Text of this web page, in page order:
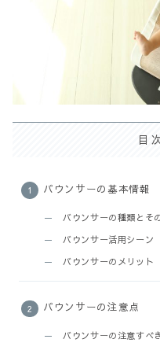
目
バウンサーの基本情報
バウンサーの種類とそ
バウンサー活用シーン
バウンサーのメリット
バウンサーの注意点
バウンサーの注意すべ